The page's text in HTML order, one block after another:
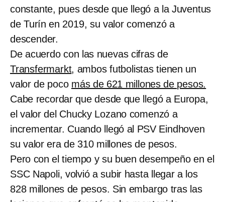
constante, pues desde que llegó a la Juventus
de Turín en 2019, su valor comenzó a
descender.
De acuerdo con las nuevas cifras de
Transfermarkt, ambos futbolistas tienen un
valor de poco más de 621 millones de pesos.
Cabe recordar que desde que llegó a Europa,
el valor del Chucky Lozano comenzó a
incrementar. Cuando llegó al PSV Eindhoven
su valor era de 310 millones de pesos.
Pero con el tiempo y su buen desempeño en el
SSC Napoli, volvió a subir hasta llegar a los
828 millones de pesos. Sin embargo tras las